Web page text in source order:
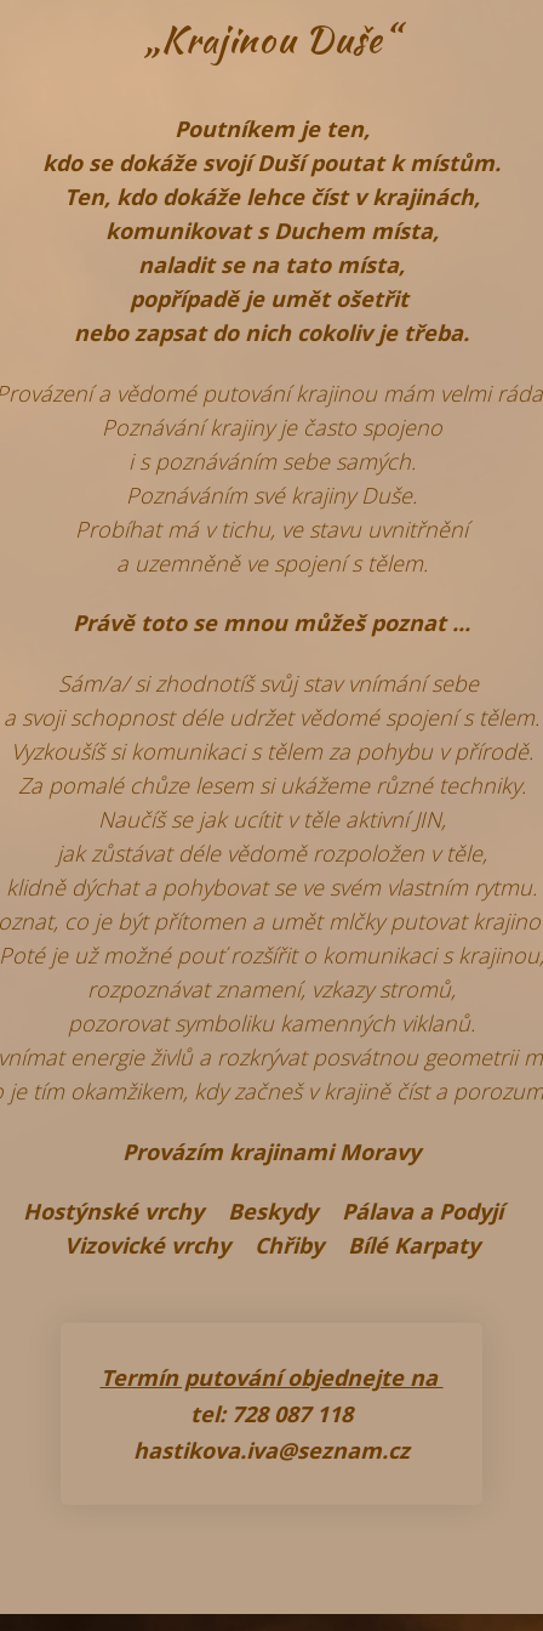
„Krajinou Duše“
Poutníkem je ten,
kdo se dokáže svojí Duší poutat k místům.
Ten, kdo dokáže lehce číst v krajinách,
komunikovat s Duchem místa,
naladit se na tato místa,
popřípadě je umět ošetřit
nebo zapsat do nich cokoliv je třeba.
a vědomé putování krajinou mám velmi
Poznávání krajiny je často spojeno
i s poznáváním sebe samých.
Poznáváním své krajiny Duše.
Probíhat má v tichu, ve stavu uvnitřnění
a uzemněně ve spojení s tělem.
Právě toto se mnou můžeš poznat ...
Sám/a/ si zhodnotíš svůj stav vnímání sebe
a svoji schopnost déle udržet vědomé spojení s tělem.
Vyzkoušíš si komunikaci s tělem za pohybu v přírodě.
Za pomalé chůze lesem si ukážeme různé techniky.
Naučíš se jak ucítit v těle aktivní JIN,
jak zůstávat déle vědomě rozpoložen v těle,
klidně dýchat a pohybovat se ve svém vlastním rytmu.
co je být přítomen a umět mlčky putovat
Poté je už možné pouť rozšířit o komunikaci s krajinou,
rozpoznávat znamení, vzkazy stromů,
pozorovat symboliku kamenných viklanů.
energie živlů a rozkrývat posvátnou geometrii
je tím okamžikem, kdy začneš v krajině číst a
Provázím krajinami Moravy
Hostýnské vrchy Beskydy Pálava a Podyjí
Vizovické vrchy Chřiby Bílé Karpaty
Termín putování objednejte na
tel: 728 087 118
hastikova.iva@seznam.cz